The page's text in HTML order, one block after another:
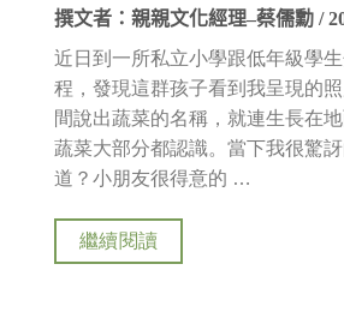
撰文者：親親文化經理–蔡儒勳 /
近日到一所私立小學跟低年級學
程，發現這群孩子看到我呈現的
間說出蔬菜的名稱，就連生長在
蔬菜大部分都認識。當下我很驚
道？小朋友很得意的 …
繼續閱讀